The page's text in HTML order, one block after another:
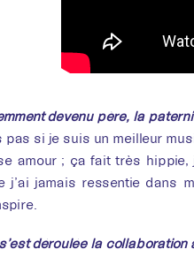
devenu père, la
pas si je suis un meilleur
amour ; ça fait très hippie,
j’ai jamais ressentie dans
déroulée la collaboration